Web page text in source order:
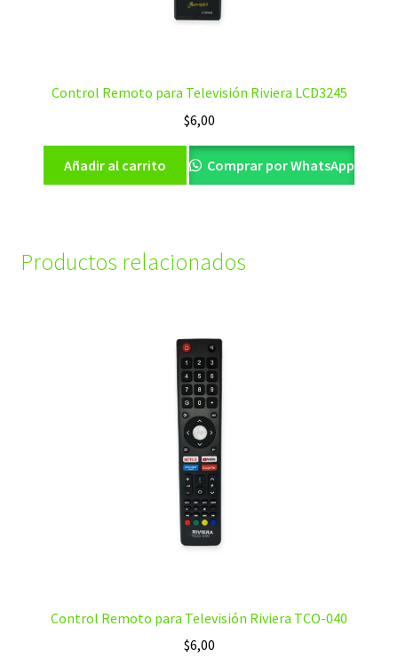
Control Remoto para Televisión Riviera LCD3245
$6,00
Añadir al carrito Comprar por WhatsApp
Productos relacionados
Control Remoto para Televisión Riviera TCO-040
$6,00